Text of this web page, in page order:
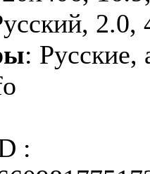
2.0,
: Русские,
: